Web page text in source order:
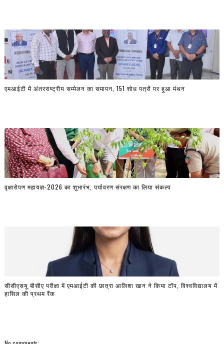
एमआईटी में अंतरराष्ट्रीय सम्मेलन का समापन, 151 शोध पत्रों पर हुआ मंथन
वृक्षारोपण महायज्ञ-2026 का शुभारंभ, पर्यावरण संरक्षण का लिया संकल्प
सीसीएसयू बीसीए परीक्षा में एमआईटी की छात्रा आलिशा खान ने किया टॉप, विश्वविद्यालय में
हासिल की प्रथम रैंक